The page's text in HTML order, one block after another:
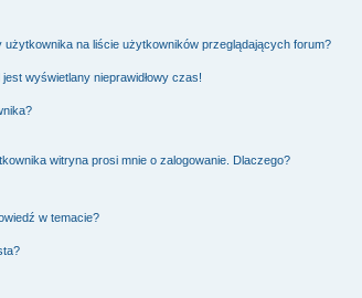
na liście użytkowników przeglądających forum?
wyświetlany nieprawidłowy czas!
witryna prosi mnie o zalogowanie. Dlaczego?
w temacie?